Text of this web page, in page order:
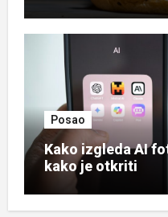
Posao
Kako izgleda AI
kako je otkriti